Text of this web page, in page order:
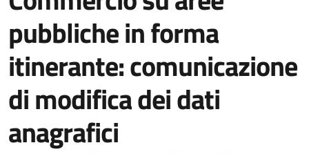
pubbliche in forma
itinerante: comunicazione
di modifica dei dati
anagrafici